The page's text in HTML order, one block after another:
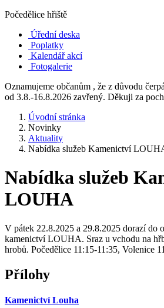
Počedělice hřiště
Úřední deska
Poplatky
Kalendář akcí
Fotogalerie
Oznamujeme občanům , že z důvodu
od 3.8.-16.8.2026 zavřený. Děkuji za
Úvodní stránka
Novinky
Aktuality
Nabídka služeb Kamenictví
Nabídka služeb
LOUHA
V pátek 22.8.2025 a 29.8.2025 dorazí do
kamenictví LOUHA. Sraz u vchodu na
hrobů. Počedělice 11:15-11:35, Volenice
Přílohy
Kamenictví Louha